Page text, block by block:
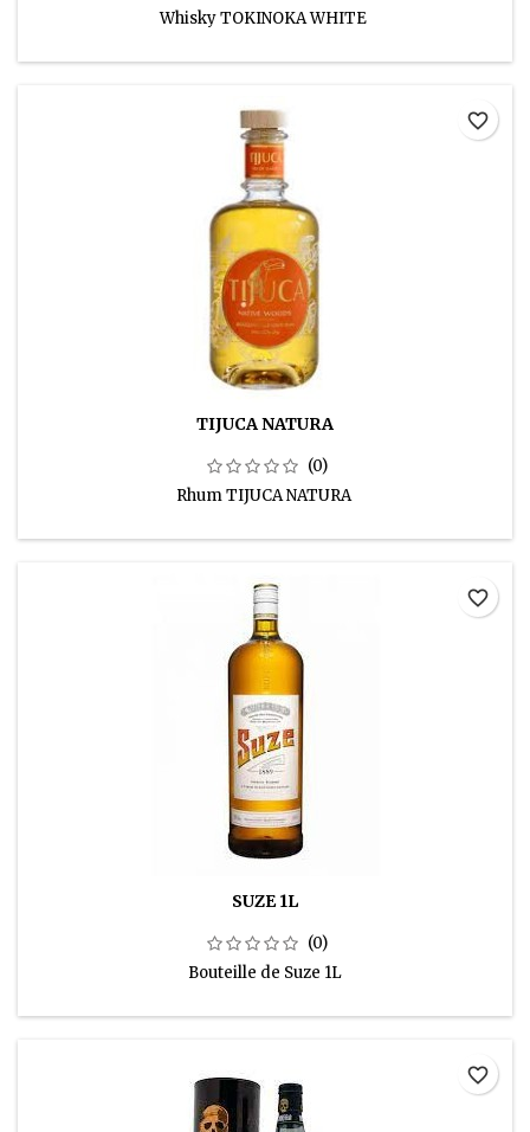
Whisky TOKINOKA WHITE
TIJUCA NATURA
(0)
Rhum TIJUCA NATURA
favorite_border
SUZE 1L
(0)
Bouteille de Suze 1L
favorite_border
favorite_border